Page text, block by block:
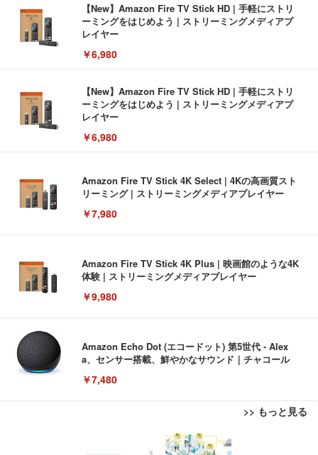
【New】Amazon Fire TV Stick HD | 手軽にストリ
ーミングをはじめよう | ストリーミングメディアプ
レイヤー
￥6,980
【New】Amazon Fire TV Stick HD | 手軽にストリ
ーミングをはじめよう | ストリーミングメディアプ
レイヤー
￥6,980
Amazon Fire TV Stick 4K Select | 4Kの高画質スト
リーミング | ストリーミングメディアプレイヤー
￥7,980
Amazon Fire TV Stick 4K Plus | 映画館のような4K
体験 | ストリーミングメディアプレイヤー
￥9,980
Amazon Echo Dot (エコードット) 第5世代 - Alex
a、センサー搭載、鮮やかなサウンド｜チャコール
￥7,480
>> もっと見る
[EdoErgo] オフィスチェア 椅子 テレワーク 疲れな
EIZO ビジネス向けプレミアムモニター | FlexScan
Amazonベーシック ペットシーツ 薄型 レギュラー 1